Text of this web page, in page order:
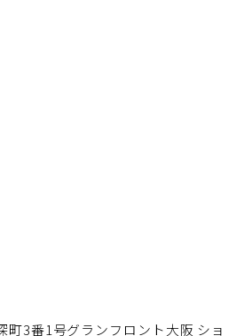
町3番1号グランフロント大阪 ショ